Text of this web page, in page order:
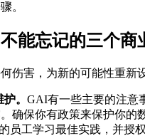
。
能忘记的三个商
伤害，为新的可能性重
。 GAI有一些主要的注意
确保你有政策来保护你
工学习最佳实践，并授